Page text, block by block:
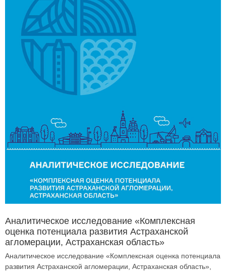
Аналитическое исследование «Комплексная
оценка потенциала развития Астраханской
агломерации, Астраханская область»
Аналитическое исследование «Комплексная оценка потенциала
развития Астраханской агломерации, Астраханская область»,